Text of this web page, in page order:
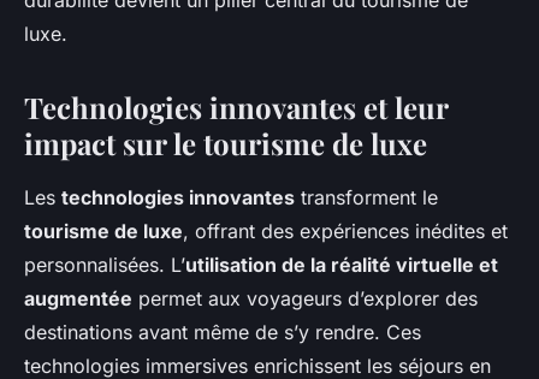
luxe.
Technologies innovantes et leur
impact sur le tourisme de luxe
Les technologies innovantes transforment le
tourisme de luxe, offrant des expériences inédites et
personnalisées. L’utilisation de la réalité virtuelle et
augmentée permet aux voyageurs d’explorer des
destinations avant même de s’y rendre. Ces
technologies immersives enrichissent les séjours en